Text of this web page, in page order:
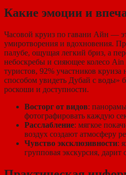
Какие эмоции и
Часовой круиз по гавани Айн —
умиротворения и вдохновения.
палубе, ощущая легкий бриз, а
небоскребы и сияющее колесо
туристов, 92% участников
способом увидеть Дубай с воды»
роскоши и доступности.
Восторг от видов:
фотографировать каждую
Расслабление: мягкое
воздух создают атмосферу
Чувство эксклюзивности:
групповая экскурсия,